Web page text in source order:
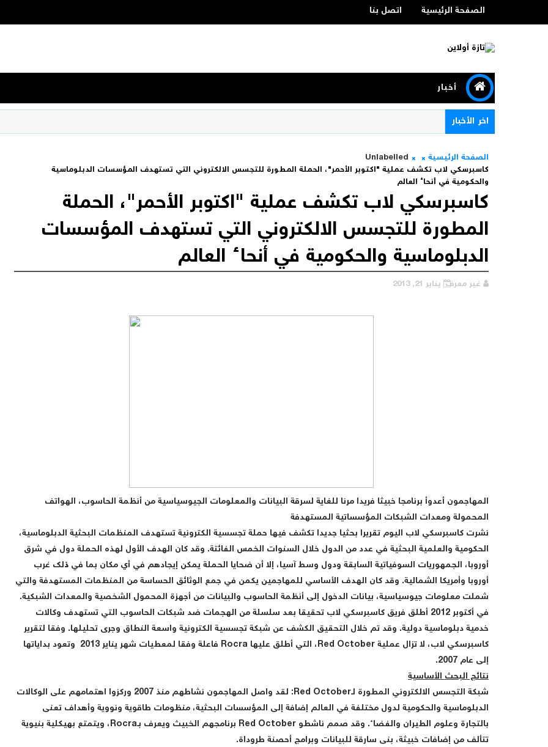
الصفحة الرئيسية اتصل بنا
أخبار
اخر الأخبار
الصفحة الرئيسية
Unlabelled
كاسبرسكي لاب تكشف عملية "اكتوبر الأحمر"، الحملة المطورة للتجسس الالكتروني التي تستهدف المؤسسات الدبلوماسية
والحكومية في أنحاء العالم
كاسبرسكي لاب تكشف عملية "اكتوبر الأحمر"، الحملة
المطورة للتجسس الالكتروني التي تستهدف المؤسسات
الدبلوماسية والحكومية في أنحاء العالم
غير معرف يناير 21, 2013
المهاجمون أعدوأ برنامجا خبيثا فريدا مرنا للغاية لسرقة البيانات والمعلومات الجيوسياسية من أنظمة الحاسوب، الهواتف
المحمولة ومعدات الشبكات المؤسساتية المستهدفة
نشرت كاسبرسكي لاب اليوم تقريرا بحثيا جديدا تكشف فيها حملة تجسسية الكترونية تستهدف المنظمات البحثية الدبلوماسية،
الحكومية والعلمية البحثية في عدد من الدول خلال السنوات الخمس الفائتة. وقد كان الهدف الأول لهذه الحملة دول في شرق
أوروبا، الجمهوريات السوفياتية السابقة ودول وسط آسيا، إلا أن ضحايا الحملة يمكن إيجادهم في أي مكان بما في ذلك غرب
أوروبا وأمريكا الشمالية. وقد كان الهدف الأساسي للمهاجمين يكمن في جمع الوثائق الحساسة من المنظمات المستهدفة والتي
شملت معلومات جيوسياسية، بيانات الدخول إلى أنظمة الحاسوب والبيانات من أجهزة المحمول الشخصية والمعدات الشبكية.
في أكتوبر 2012 أطلق فريق كاسبرسكي لاب تحقيقا بعد سلسلة من الهجمات ضد شبكات الحاسوب التي تستهدف وكالات
خدمية دبلوماسية دولية. وقد تم خلال التحقيق الكشف عن شبكة تجسسية الكترونية واسعة النطاق وجرى تحليلها. وفقا لتقرير
كاسبرسكي لاب، لا تزال عملية Red October، التي أطلق عليها Rocra فاعلة وفقا لمعطيات شهر يناير 2013 وتعود بداياتها
إلى عام 2007.
نتائج البحث الأساسية
شبكة التجسس الالكتروني المطورة لـRed October
: لقد واصل المهاجمون نشاطهم منذ 2007 وركزوا اهتمامهم على الوكالات
الدبلوماسية والحكومية لدول مختلفة في العالم إضافة إلى المؤسسات البحثية، منظومات طاقوية ونووية وأهداف تعنى
بالتجارة وعلوم الطيران والفضاء. وقد صمم ناشطو Red October برنامجهم الخبيث ويعرف بـRocra، ويتمتع بهيكلية بنيوية
تتألف من إضافات خبيثة، بنى سارقة للبيانات وبرامج أحصنة طروداة.